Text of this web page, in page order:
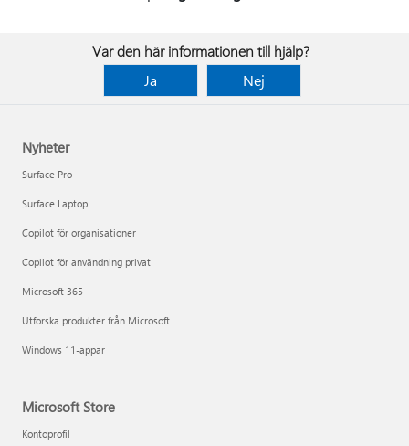
Var den här informationen till hjälp?
Ja
Nej
Nyheter
Surface Pro
Surface Laptop
Copilot för organisationer
Copilot för användning privat
Microsoft 365
Utforska produkter från Microsoft
Windows 11-appar
Microsoft Store
Kontoprofil